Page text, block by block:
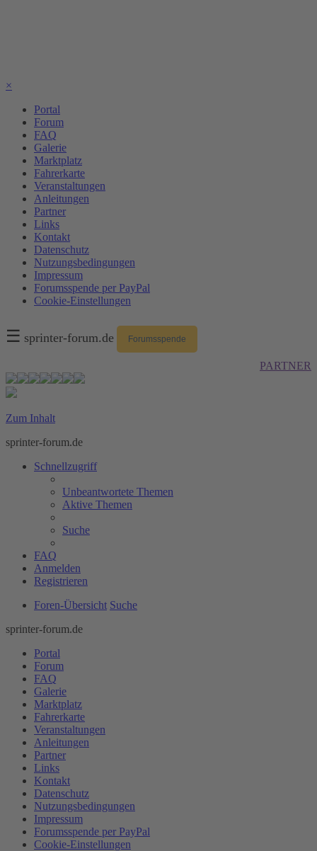
×
Portal
Forum
FAQ
Galerie
Marktplatz
Fahrerkarte
Veranstaltungen
Anleitungen
Partner
Links
Kontakt
Datenschutz
Nutzungsbedingungen
Impressum
Forumsspende per PayPal
Cookie-Einstellungen
☰ sprinter-forum.de Forumsspende
PARTNER
Zum Inhalt
sprinter-forum.de
Schnellzugriff
Unbeantwortete Themen
Aktive Themen
Suche
FAQ
Anmelden
Registrieren
Foren-Übersicht Suche
sprinter-forum.de
Portal
Forum
FAQ
Galerie
Marktplatz
Fahrerkarte
Veranstaltungen
Anleitungen
Partner
Links
Kontakt
Datenschutz
Nutzungsbedingungen
Impressum
Forumsspende per PayPal
Cookie-Einstellungen